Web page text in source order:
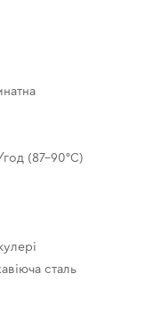
год (87-90°C)
сталь